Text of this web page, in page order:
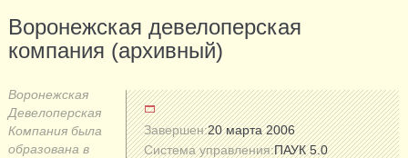
Воронежская девелоперская
компания (архивный)
Завершен:20 марта 2006
Система управления:ПАУК 5.0
Воронежская
Девелоперская
Компания была
образована в